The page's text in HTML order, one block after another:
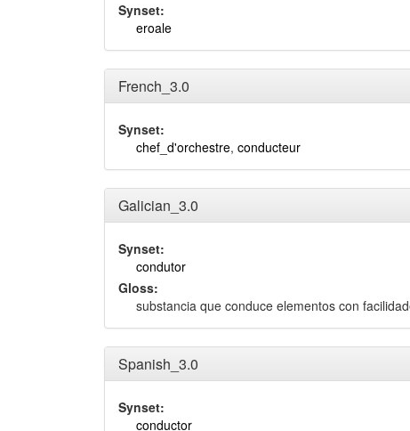
Synset:
eroale
French_3.0
Synset:
chef_d'orchestre, conducteur
Galician_3.0
Synset:
condutor
Gloss:
substancia que conduce elementos con
Spanish_3.0
Synset:
conductor